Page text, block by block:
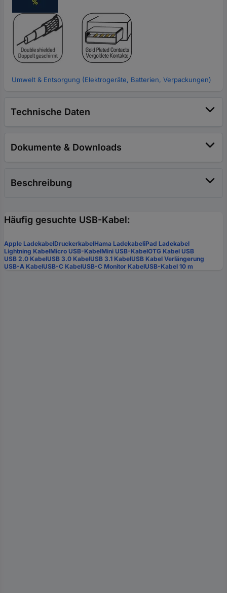
Umwelt & Entsorgung (Elektrogeräte, Batterien, Verpackungen)
Technische Daten
Dokumente & Downloads
Beschreibung
Häufig gesuchte USB-Kabel:
Apple LadekabelDruckerkabelHama LadekabeliPad Ladekabel
Lightning KabelMicro USB-KabelMini USB-KabelOTG Kabel USB
USB 2.0 KabelUSB 3.0 KabelUSB 3.1 KabelUSB Kabel Verlängerung
USB-A KabelUSB-C KabelUSB-C Monitor KabelUSB-Kabel 10 m